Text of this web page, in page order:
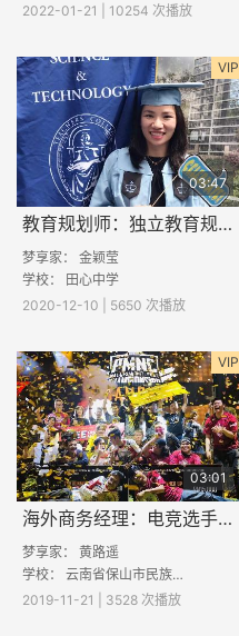
2022-01-21 | 10254 次播放
VIP
03:47
教育规划师：独立教育规划师的现状及发展
梦享家： 金颖莹
学校：
田心中学
2020-12-10 | 5650 次播放
VIP
03:01
海外商务经理：电竞选手的追梦故事
梦享家： 黄路遥
学校： 云南省保山市民族中学
2019-11-21 | 3528 次播放